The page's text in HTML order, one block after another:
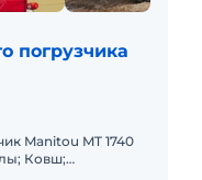
погрузчика
Ковш;